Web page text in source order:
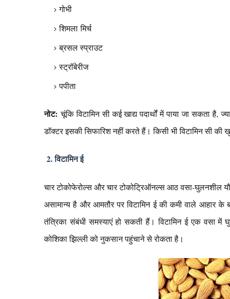
गोभी
शिमला मिर्च
ब्रसल स्प्राउट
स्ट्रॉबेरीज
पपीता
नोट: चूंकि विटामिन सी कई खाद्य पदार्थों में पाया जा सकता
डॉक्टर इसकी सिफारिश नहीं करते हैं। किसी भी विटामिन सी
2. विटामिन ई
चार टोकोफेरोल्स और चार टोकोट्रिऑनल्स आठ वसा-घुलनशील
असामान्य है और आमतौर पर विटामिन ई की कमी वाले आहार
तंत्रिका संबंधी समस्याएं हो सकती हैं। विटामिन ई एक वसा
कोशिका झिल्ली को नुकसान पहुंचाने से रोकता है।